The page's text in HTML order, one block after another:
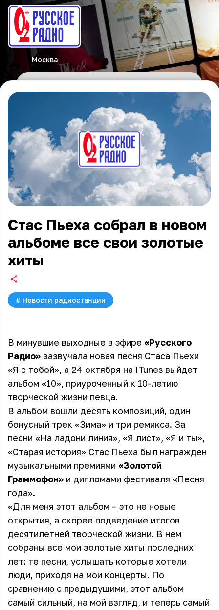
Москва
Стас Пьеха собрал в новом
альбоме все свои золотые
хиты
# Новости радиостанции
В минувшие выходные в эфире «Русского
Радио» зазвучала новая песня Стаса Пьехи
«Я с тобой», а 24 октября на ITunes выйдет
альбом «10», приуроченный к 10-летию
творческой жизни певца.
В альбом вошли десять композиций, один
бонусный трек «Зима» и три ремикса. За
песни «На ладони линия», «Я лист», «Я и ты»,
«Старая история» Стас Пьеха был награжден
музыкальными премиями «Золотой
Граммофон» и дипломами фестиваля «Песня
года».
«Для меня этот альбом – это не новые
открытия, а скорее подведение итогов
десятилетней творческой жизни. В нем
собраны все мои золотые хиты последних
лет: те песни, услышать которые хотели
люди, приходя на мои концерты. По
сравнению с предыдущими, этот альбом
самый сильный, на мой взгляд, и теперь самый